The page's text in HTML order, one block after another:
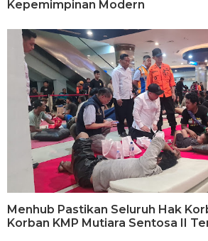
Kepemimpinan Modern
Menhub Pastikan Seluruh Hak
Korban KMP Mutiara Sentosa II